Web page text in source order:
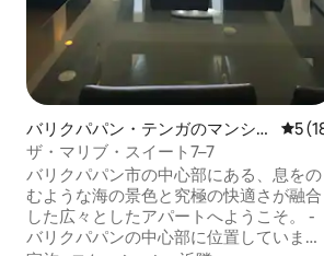
バリクパパン・テンガのマンショ
ン・アパート
レビ
5
ザ・マリブ・スイート7–7
バリクパパン市の中心部にある、息をの
むような海の景色と究極の快適さが融合
した広々としたアパートへようこそ。 -
バリクパパンの中心部に位置していま